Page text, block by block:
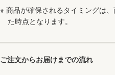
商品が確保されるタイミングは
た時点となります。
ご注文からお届けまでの流れ